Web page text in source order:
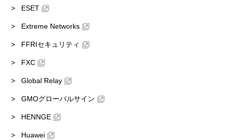
ESET
Extreme Networks
FFRIセキュリティ
FXC
Global Relay
GMOグローバルサイン
HENNGE
Huawei